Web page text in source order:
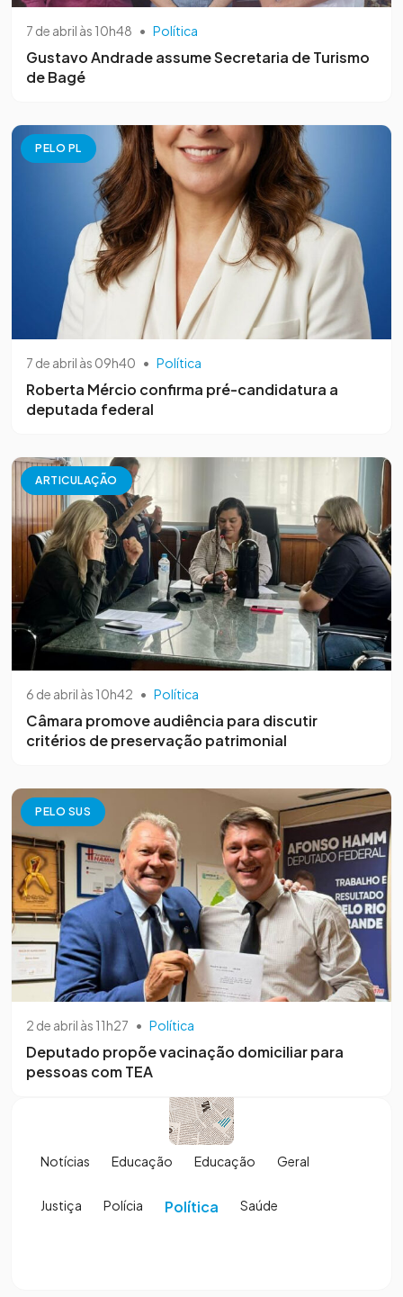
7 de abril às 10h48 • Política
Gustavo Andrade assume Secretaria de Turismo
de Bagé
PELO PL
7 de abril às 09h40 • Política
Roberta Mércio confirma pré-candidatura a
deputada federal
ARTICULAÇÃO
6 de abril às 10h42 • Política
Câmara promove audiência para discutir
critérios de preservação patrimonial
PELO SUS
2 de abril às 11h27 • Política
Deputado propõe vacinação domiciliar para
pessoas com TEA
Notícias Educação Educação Geral
Justiça Polícia Política Saúde